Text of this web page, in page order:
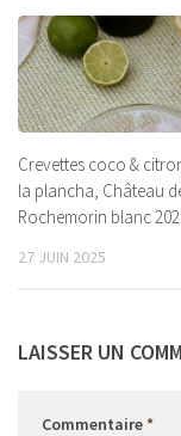
Crevettes coco &
la plancha, Château
Rochemorin blanc
27 JUIN 2025
LAISSER UN
Commentaire*